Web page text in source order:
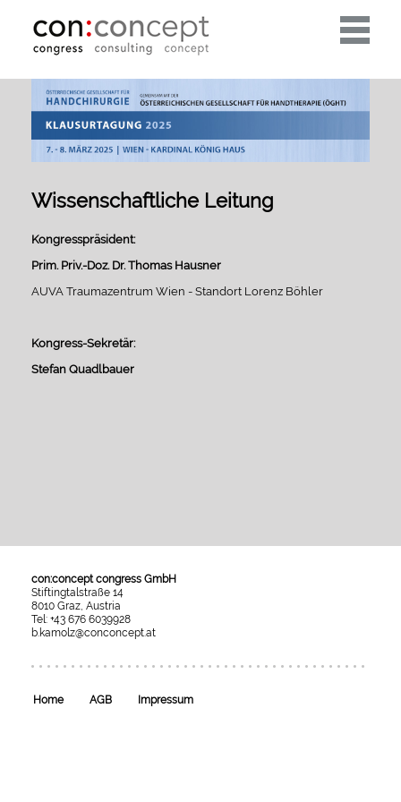
Toggle
Wissenschaftliche Leitung
Kongresspräsident:
Prim. Priv.-Doz. Dr. Thomas Hausner
AUVA Traumazentrum Wien - Standort Lorenz Böhler
Kongress-Sekretär:
Stefan Quadlbauer
con:concept congress GmbH
Stiftingtalstraße 14
8010 Graz, Austria
Tel: +43 676 6039928
b.kamolz@conconcept.at
esraSoft
esraCMS
Home AGB Impressum